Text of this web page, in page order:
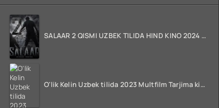
SALAAR 2 QISMI UZBEK TILIDA HIND KINO 2024 TARJIMA 720p HD Skachat
O'lik Kelin Uzbek tilida 2023 Multfilm Tarjima kino skachat